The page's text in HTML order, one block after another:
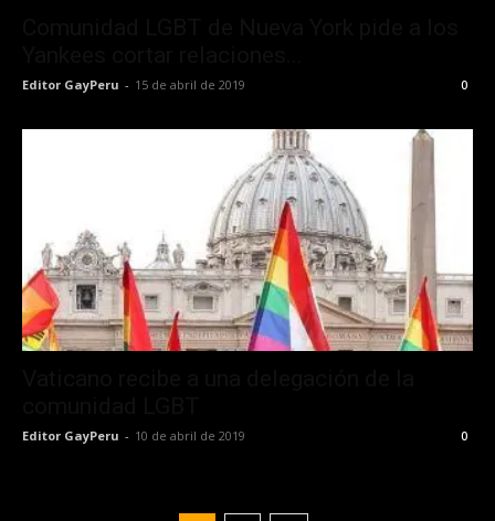
Editor GayPeru - 15 de abril de 2019 0
Editor GayPeru - 10 de abril de 2019 0